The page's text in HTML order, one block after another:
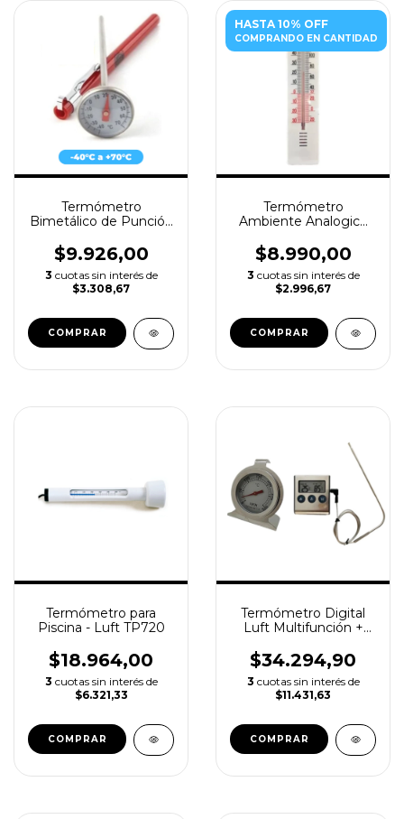
Termómetro
Bimetálico de Punción
$9.926,00
3 cuotas sin interés de
$3.308,67
HASTA 10% OFF
COMPRANDO EN CANTIDAD
Termómetro
Ambiente Analogico
Exterior °c/°f
$8.990,00
3 cuotas sin interés de
$2.996,67
Termómetro para
Piscina - Luft TP720
$18.964,00
3 cuotas sin interés de
$6.321,33
Termómetro Digital
Luft Multifunción +
Horno
$34.294,90
3 cuotas sin interés de
$11.431,63